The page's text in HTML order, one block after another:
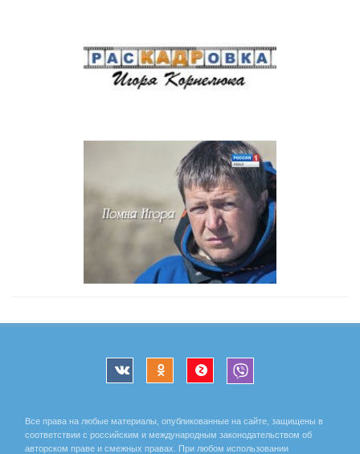
Все права на любые материалы, опубликованные на сайте, защищены в
соответствии с российским и международным законодательством об
авторском праве и смежных правах. При любом использовании